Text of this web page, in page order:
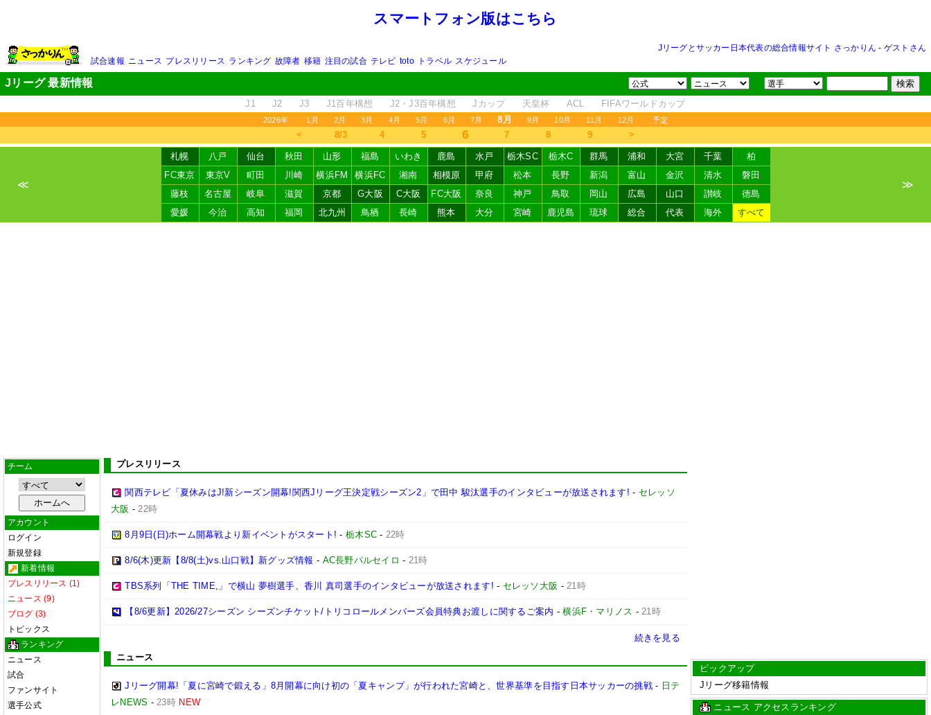
スマートフォン版はこちら
Jリーグとサッカー日本代表の総合情報サイト さっかりん - ゲストさん
試合速報 ニュース プレスリリース ランキング 故障者 移籍 注目の試合 テレビ toto トラベル スケジュール
Jリーグ 最新情報
J1 J2 J3 J1百年構想 J2・J3百年構想 Jカップ 天皇杯 ACL FIFAワールドカップ
2026年 1月 2月 3月 4月 5月 6月 7月 8月 9月 10月 11月 12月 予定
＜ 8/3 4 5 6 7 8 9 ＞
≪
札幌 八戸 仙台 秋田 山形 福島 いわき 鹿島 水戸 栃木SC 栃木C 群馬 浦和 大宮 千葉
柏
FC東京
東京V 町田 川崎 横浜FM 横浜FC 湘南 相模原 甲府 松本 長野 新潟 富山 金沢 清水
磐田
藤枝
名古屋 岐阜 滋賀 京都 G大阪 C大阪 FC大阪 奈良 神戸 鳥取 岡山 広島 山口 讃岐
徳島
愛媛
今治 高知 福岡 北九州 鳥栖 長崎 熊本 大分 宮崎 鹿児島 琉球 総合 代表 海外 すべて
≫
チーム
アカウント
ログイン
新規登録
新着情報
プレスリリース (1)
ニュース (9)
ブログ (3)
トピックス
ランキング
ニュース
試合
ファンサイト
選手公式
プレスリリース
関西テレビ「夏休みはJ!新シーズン開幕!関西Jリーグ王決定戦シーズン2」で田中 駿汰選手のインタビューが放送されます! - セレッソ
大阪 -22時
8月9日(日)ホーム開幕戦より新イベントがスタート! -栃木SC - 22時
8/6(木)更新【8/8(土)vs.山口戦】新グッズ情報 - AC長野パルセイロ - 21時
TBS系列「THE TIME,」で横山 夢樹選手、香川 真司選手のインタビューが放送されます! - セレッソ大阪 -21時
【8/6更新】2026/27シーズン シーズンチケット/トリコロールメンバーズ会員特典お渡しに関するご案内 -横浜F・マリノス -21時
続きを見る
ニュース
Jリーグ開幕!「夏に宮崎で鍛える」8月開幕に向け初の「夏キャンプ」が行われた宮崎と、世界基準を目指す日本サッカーの挑戦 - 日テ
レNEWS -23時 NEW
ピックアップ
Jリーグ移籍情報
ニュース アクセスランキング